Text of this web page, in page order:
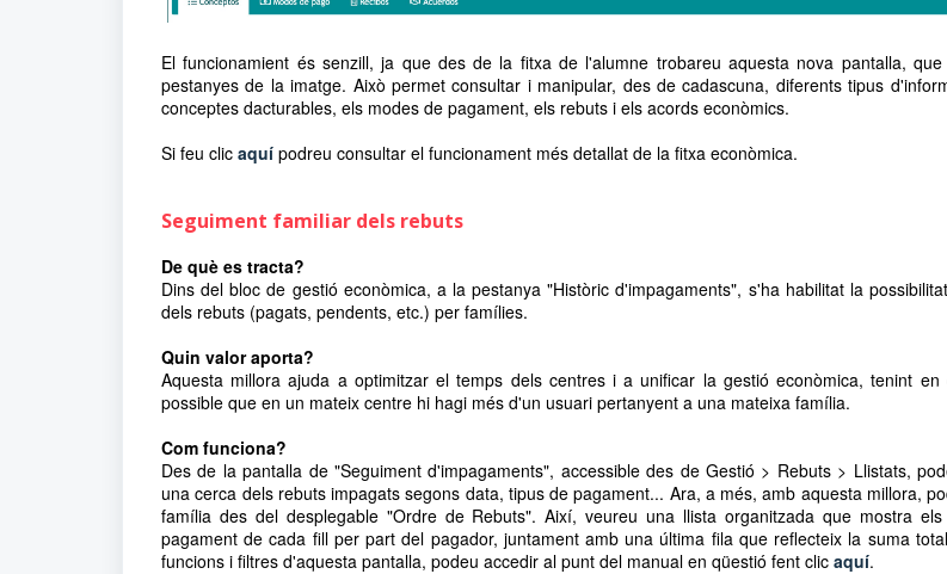
El funcionamient és senzill, ja que des de la fitxa de l'alumne trobareu aquesta nova pantalla,
pestanyes de la imatge. Això permet consultar i manipular, des de cadascuna, diferents tipus
conceptes dacturables, els modes de pagament, els rebuts i els acords econòmics.
Si feu clic aquí podreu consultar el funcionament més detallat de la fitxa econòmica.
Seguiment familiar dels rebuts
De què es tracta?
Dins del bloc de gestió econòmica, a la pestanya "Històric d'impagaments", s'ha habilitat la
dels rebuts (pagats, pendents, etc.) per famílies.
Quin valor aporta?
Aquesta millora ajuda a optimitzar el temps dels centres i a unificar la gestió econòmica, tenint
possible que en un mateix centre hi hagi més d'un usuari pertanyent a una mateixa família.
Com funciona?
Des de la pantalla de "Seguiment d'impagaments", accessible des de Gestió > Rebuts > Llistats,
una cerca dels rebuts impagats segons data, tipus de pagament... Ara, a més, amb aquesta millora,
família des del desplegable "Ordre de Rebuts". Així, veureu una llista organitzada que mostra
pagament de cada fill per part del pagador, juntament amb una última fila que reflecteix la suma
funcions i filtres d'aquesta pantalla, podeu accedir al punt del manual en qüestió fent clic aquí.